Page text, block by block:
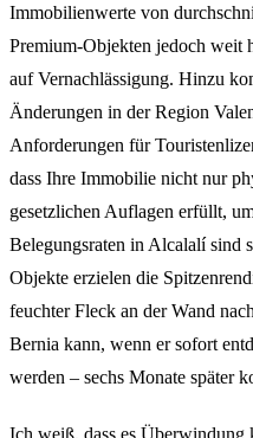
Immobilienwerte von
Premium-Objekten jedoch weit
auf Vernachlässigung. Hinzu
Änderungen in der Region
Anforderungen für
dass Ihre Immobilie nicht nur
gesetzlichen Auflagen erfüllt,
Belegungsraten in Alcalalí sind
Objekte erzielen die
feuchter Fleck an der Wand
Bernia kann, wenn er sofort
werden – sechs Monate später
Ich weiß, dass es Überwindung